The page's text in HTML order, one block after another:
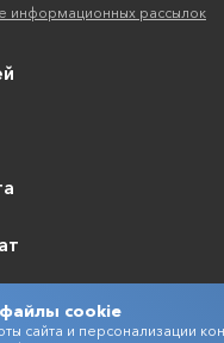
информационных рассылок
cookie
сайта и персонализации